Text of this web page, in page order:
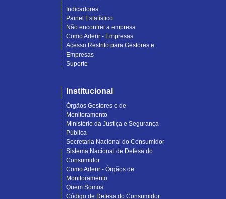
Indicadores
Painel Estatístico
Não encontrei a empresa
Como Aderir - Empresas
Acesso Restrito para Gestores e
Empresas
Suporte
Institucional
Órgãos Gestores e de
Monitoramento
Ministério da Justiça e Segurança
Pública
Secretaria Nacional do Consumidor
Sistema Nacional de Defesa do
Consumidor
Como Aderir - Órgãos de
Monitoramento
Quem Somos
Código de Defesa do Consumidor